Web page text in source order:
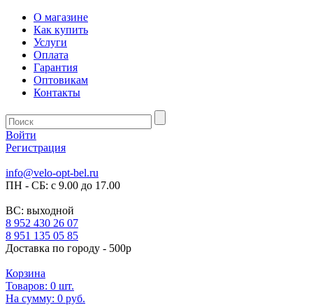
О магазине
Как купить
Услуги
Оплата
Гарантия
Оптовикам
Контакты
Войти
Регистрация
info@velo-opt-bel.ru
ПН - СБ: с 9.00 до 17.00
ВС: выходной
8 952 430 26 07
8 951 135 05 85
Доставка по городу - 500р
Корзина
Товаров: 0 шт.
На сумму: 0 руб.